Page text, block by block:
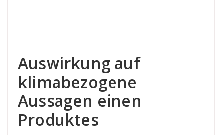
Auswirkung auf
klimabezogene
Aussagen einen
Produktes